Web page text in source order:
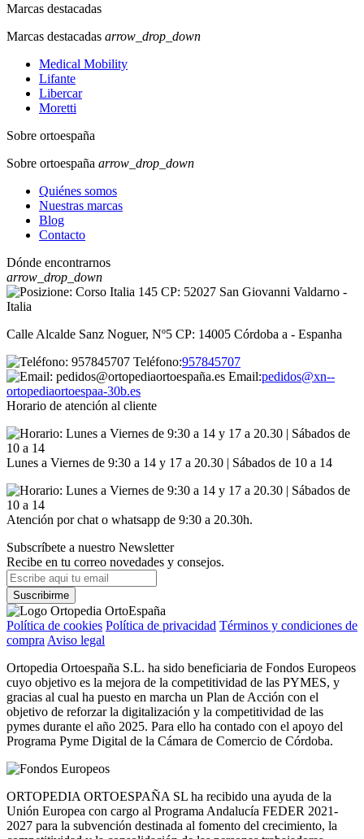
Marcas destacadas
Marcas destacadas arrow_drop_down
Medical Mobility
Lifante
Libercar
Moretti
Sobre ortoespaña
Sobre ortoespaña arrow_drop_down
Quiénes somos
Nuestras marcas
Blog
Contacto
Dónde encontrarnos
arrow_drop_down
Calle Alcalde Sanz Noguer, Nº5 CP: 14005 Córdoba a - Espanha
Teléfono:957845707
Email:pedidos@xn--
ortopediaortoespaa-30b.es
Horario de atención al cliente
Lunes a Viernes de 9:30 a 14 y 17 a 20.30 | Sábados de 10 a 14
Atención por chat o whatsapp de 9:30 a 20.30h.
Subscríbete a nuestro Newsletter
Recibe en tu correo novedades y consejos.
Política de cookies Política de privacidad Términos y condiciones de
compra Aviso legal
Ortopedia Ortoespaña S.L. ha sido beneficiaria de Fondos Europeos
cuyo objetivo es la mejora de la competitividad de las PYMES, y
gracias al cual ha puesto en marcha un Plan de Acción con el
objetivo de reforzar la digitalización y la competitividad de las
pymes durante el año 2025. Para ello ha contado con el apoyo del
Programa Pyme Digital de la Cámara de Comercio de Córdoba.
ORTOPEDIA ORTOESPAÑA SL ha recibido una ayuda de la
Unión Europea con cargo al Programa Andalucía FEDER 2021-
2027 para la subvención destinada al fomento del crecimiento, la